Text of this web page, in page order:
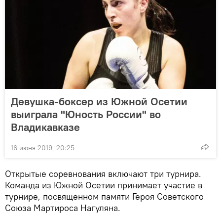
Девушка-боксер из Южной Осетии
выиграла "Юность России" во
Владикавказе
16 июня 2019, 20:25
Открытые соревнования включают три турнира.
Команда из Южной Осетии принимает участие в
турнире, посвященном памяти Героя Советского
Союза Мартироса Нагуляна.